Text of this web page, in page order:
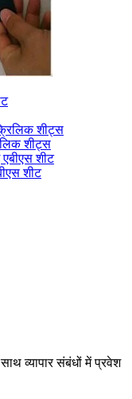
शीट्स
शीट
व्यापार संबंधों में प्रवेश